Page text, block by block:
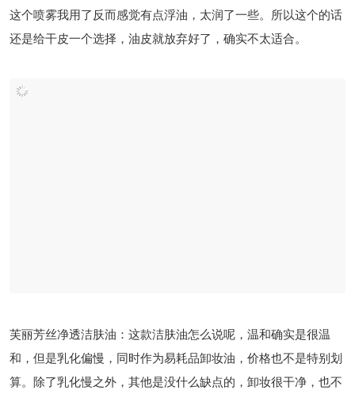
这个喷雾我用了反而感觉有点浮油，太润了一些。所以这个的话
还是给干皮一个选择，油皮就放弃好了，确实不太适合。